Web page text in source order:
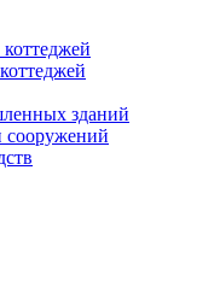
зданий
сооружений